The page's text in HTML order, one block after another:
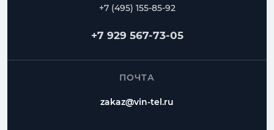
+7 (495) 155-85-92
+7 929 567-73-05
ПОЧТА
zakaz@vin-tel.ru